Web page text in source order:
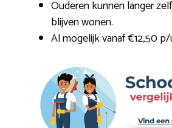
Ouderen kunnen langer
blijven wonen.
Al mogelijk vanaf €12,50 p/